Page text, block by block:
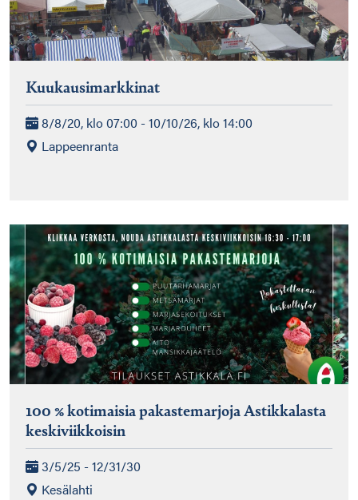
Kuukausimarkkinat
8/8/20, klo 07:00 - 10/10/26, klo 14:00
Lappeenranta
100 % kotimaisia pakastemarjoja Astikkalasta
keskiviikkoisin
3/5/25 - 12/31/30
Kesälahti